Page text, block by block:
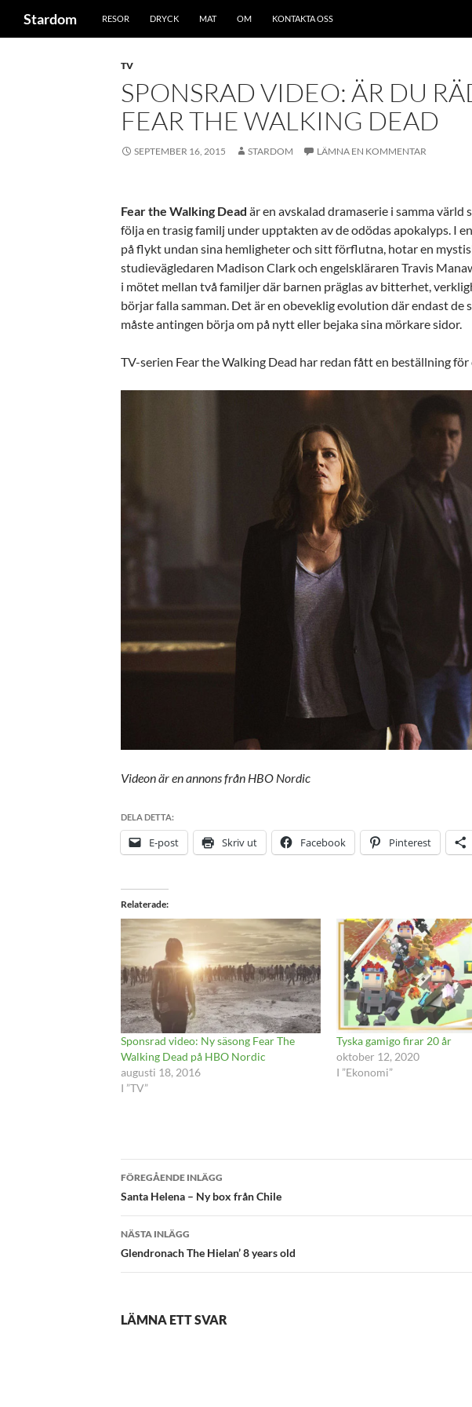
Stardom RESOR DRYCK MAT OM KONTAKTA OSS
TV
SPONSRAD VIDEO: ÄR DU
FEAR THE WALKING DEAD
SEPTEMBER 16, 2015 STARDOM LÄMNA EN KOMMENTAR
Fear the Walking Dead är en avskalad dramaserie i samma värld
följa en trasig familj under upptakten av de odödas apokalyps. I
på flykt undan sina hemligheter och sitt förflutna, hotar en
studievägledaren Madison Clark och engelskläraren Travis
i mötet mellan två familjer där barnen präglas av bitterhet,
börjar falla samman. Det är en obeveklig evolution där endast
måste antingen börja om på nytt eller bejaka sina mörkare sidor.
TV-serien Fear the Walking Dead har redan fått en beställning
Videon är en annons från HBO Nordic
DELA DETTA:
E-post Skriv ut Facebook Pinterest
Relaterade
Sponsrad video: Ny säsong Fear The
Walking Dead på HBO Nordic
augusti 18, 2016
I ”TV”
Tyska gamigo firar 20 år
oktober 12, 2020
I ”Ekonomi”
Inläggsnavigering
FÖREGÅENDE INLÄGG
Santa Helena – Ny box från Chile
NÄSTA INLÄGG
Glendronach The Hielan’ 8 years old
LÄMNA ETT SVAR